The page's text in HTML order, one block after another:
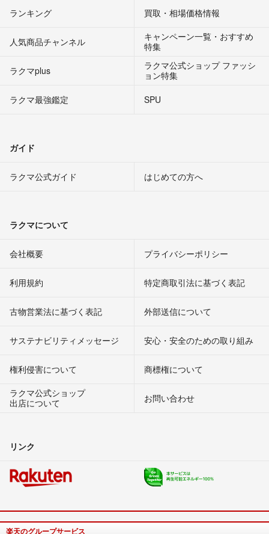
ランキング 買取・相場価格情報
人気商品チャンネル
キャンペーン一覧・おすすめ
特集
ラクマplus
ラクマ公式ショップ ファッシ
ョン特集
ラクマ最強鑑定
SPU
ガイド
ラクマ公式ガイド はじめての方へ
ラクマについて
会社概要 プライバシーポリシー
利用規約 特定商取引法に基づく表記
古物営業法に基づく表記 外部送信について
サステナビリティメッセージ 安心・安全のための取り組み
権利侵害について
商標権について
ラクマ公式ショップ
出店について
お問い合わせ
リンク
楽天のグループサービス